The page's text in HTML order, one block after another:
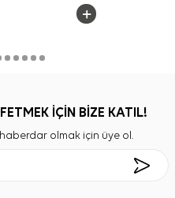
İÇİN BİZE KATIL!
olmak için üye ol.